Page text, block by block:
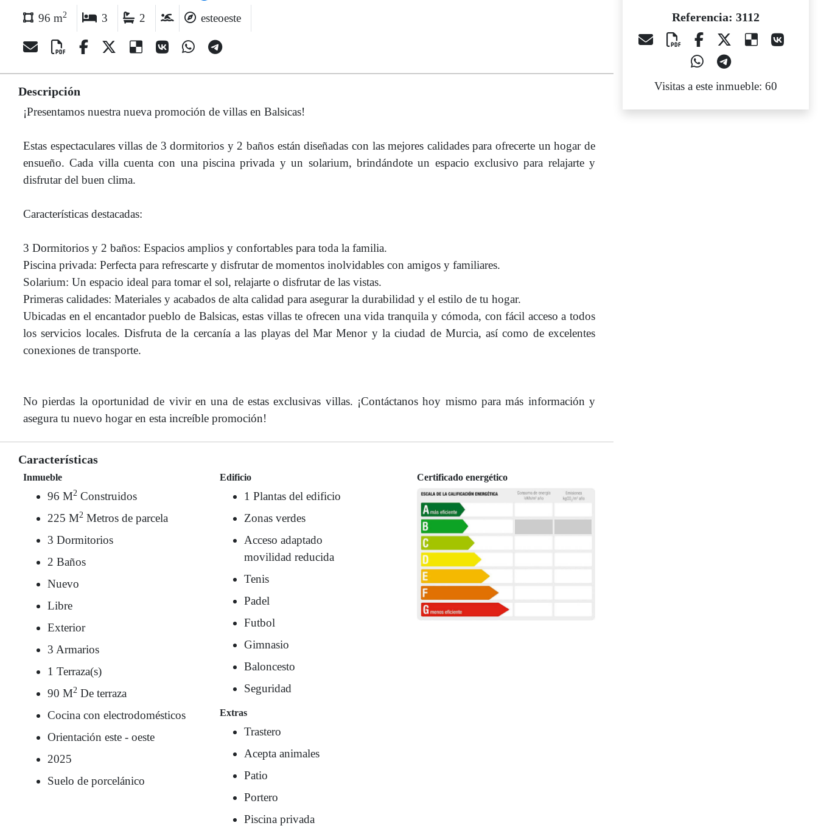
96 m2 3 2 esteoeste
Descripción
¡Presentamos nuestra nueva promoción de villas en Balsicas!
Estas espectaculares villas de 3 dormitorios y 2 baños están diseñadas con las mejores calidades para ofrecerte un hogar de
ensueño. Cada villa cuenta con una piscina privada y un solarium, brindándote un espacio exclusivo para relajarte y
disfrutar del buen clima.
Características destacadas:
3 Dormitorios y 2 baños: Espacios amplios y confortables para toda la familia.
Piscina privada: Perfecta para refrescarte y disfrutar de momentos inolvidables con amigos y familiares.
Solarium: Un espacio ideal para tomar el sol, relajarte o disfrutar de las vistas.
Primeras calidades: Materiales y acabados de alta calidad para asegurar la durabilidad y el estilo de tu hogar.
Ubicadas en el encantador pueblo de Balsicas, estas villas te ofrecen una vida tranquila y cómoda, con fácil acceso a todos
los servicios locales. Disfruta de la cercanía a las playas del Mar Menor y la ciudad de Murcia, así como de excelentes
conexiones de transporte.
No pierdas la oportunidad de vivir en una de estas exclusivas villas. ¡Contáctanos hoy mismo para más información y
asegura tu nuevo hogar en esta increíble promoción!
Características
Inmueble
96 M2 Construidos
225 M2 Metros de parcela
3 Dormitorios
2 Baños
Nuevo
Libre
Exterior
3 Armarios
1 Terraza(s)
90 M2 De terraza
Cocina con electrodomésticos
Orientación este - oeste
2025
Suelo de porcelánico
Edificio
1 Plantas del edificio
Zonas verdes
Acceso adaptado
movilidad reducida
Tenis
Padel
Futbol
Gimnasio
Baloncesto
Seguridad
Extras
Trastero
Acepta animales
Patio
Portero
Piscina privada
Certificado energético
Referencia: 3112
Visitas a este inmueble: 60